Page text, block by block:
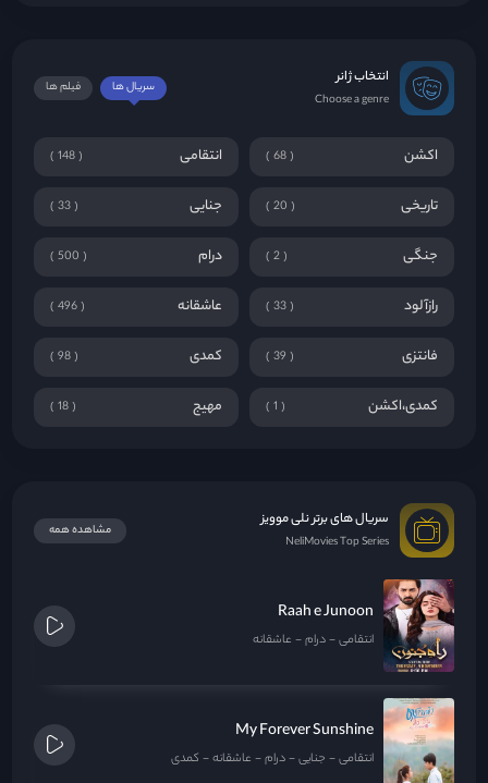
انتخاب ژانر
Choose a genre
فیلم ها سریال ها
اکشن 68 انتقامی 148
تاریخی 20 جنایی 33
جنگی 2 درام 500
رازآلود 33 عاشقانه 496
فانتزی 39 کمدی 98
کمدی،اکشن 1 مهیج 18
سریال های برتر نلی موویز
NeliMovies Top Series
مشاهده همه
Raah e Junoon
انتقامی درام عاشقانه
My Forever Sunshine
انتقامی جنایی درام عاشقانه کمدی